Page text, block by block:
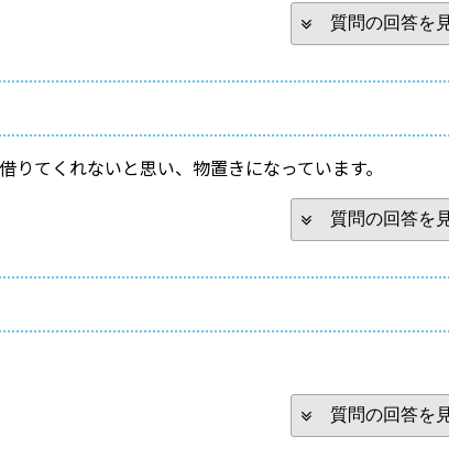
質問の回答を
てくれないと思い、物置きになっています。
質問の回答を
質問の回答を